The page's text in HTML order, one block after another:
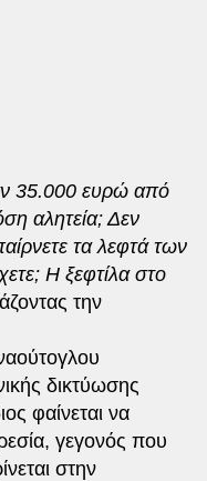
35.000 ευρώ από
αλητεία; Δεν
τα λεφτά των
Η ξεφτίλα στο
την
δικτύωσης
φαίνεται να
γεγονός που
στην